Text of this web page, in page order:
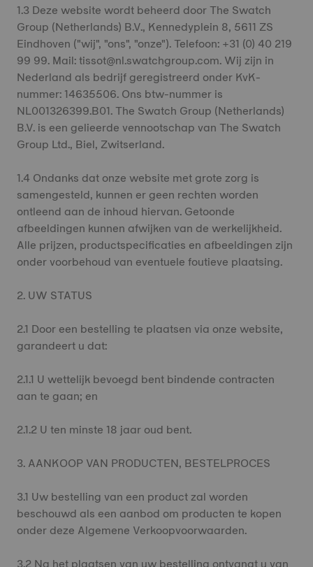
1.3 Deze website wordt beheerd door The Swatch
Group (Netherlands) B.V., Kennedyplein 8, 5611 ZS
Eindhoven ("wij", "ons", "onze"). Telefoon: +31 (0) 40 219
99 99. Mail: tissot@nl.swatchgroup.com. Wij zijn in
Nederland als bedrijf geregistreerd onder KvK-
nummer: 14635506. Ons btw-nummer is
NL001326399.B01. The Swatch Group (Netherlands)
B.V. is een gelieerde vennootschap van The Swatch
Group Ltd., Biel, Zwitserland.
1.4 Ondanks dat onze website met grote zorg is
samengesteld, kunnen er geen rechten worden
ontleend aan de inhoud hiervan. Getoonde
afbeeldingen kunnen afwijken van de werkelijkheid.
Alle prijzen, productspecificaties en afbeeldingen zijn
onder voorbehoud van eventuele foutieve plaatsing.
2. UW STATUS
2.1 Door een bestelling te plaatsen via onze website,
garandeert u dat:
2.1.1 U wettelijk bevoegd bent bindende contracten
aan te gaan; en
2.1.2 U ten minste 18 jaar oud bent.
3. AANKOOP VAN PRODUCTEN, BESTELPROCES
3.1 Uw bestelling van een product zal worden
beschouwd als een aanbod om producten te kopen
onder deze Algemene Verkoopvoorwaarden.